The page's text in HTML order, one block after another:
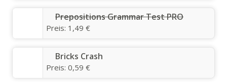
Prepositions Grammar Test PRO
Preis: 1,49 €
Bricks Crash
Preis: 0,59 €